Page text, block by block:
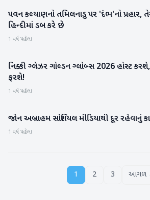
રાષ્ટ્રીય
પવન કલ્યાણનો તમિલનાડુ પર 'દંભ'નો પ્રહાર,
હિન્દીમાં ડબ કરે છે
1 વર્ષ પહેલા
મનોરંજન
નિક્કી ગ્લેઝર ગોલ્ડન ગ્લોબ્સ 2026 હોસ્ટ
ફરશે!
1 વર્ષ પહેલા
મનોરંજન જોન અબ્રાહમ સોશિયલ મીડિયાથી દૂર
1 વર્ષ પહેલા
1 2 3 આગળ